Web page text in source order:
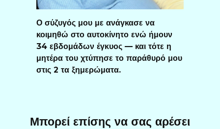
Ο σύζυγός μου με ανάγκασε να
κοιμηθώ στο αυτοκίνητο ενώ ήμουν
34 εβδομάδων έγκυος — και τότε η
μητέρα του χτύπησε το παράθυρό μου
στις 2 τα ξημερώματα.
Μπορεί επίσης να σας αρέσει